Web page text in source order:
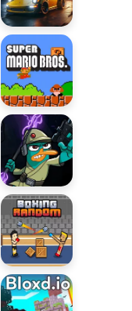
Night City
Super Mario
Bros
Zbuntowany
Szpieg
Boxing
Random